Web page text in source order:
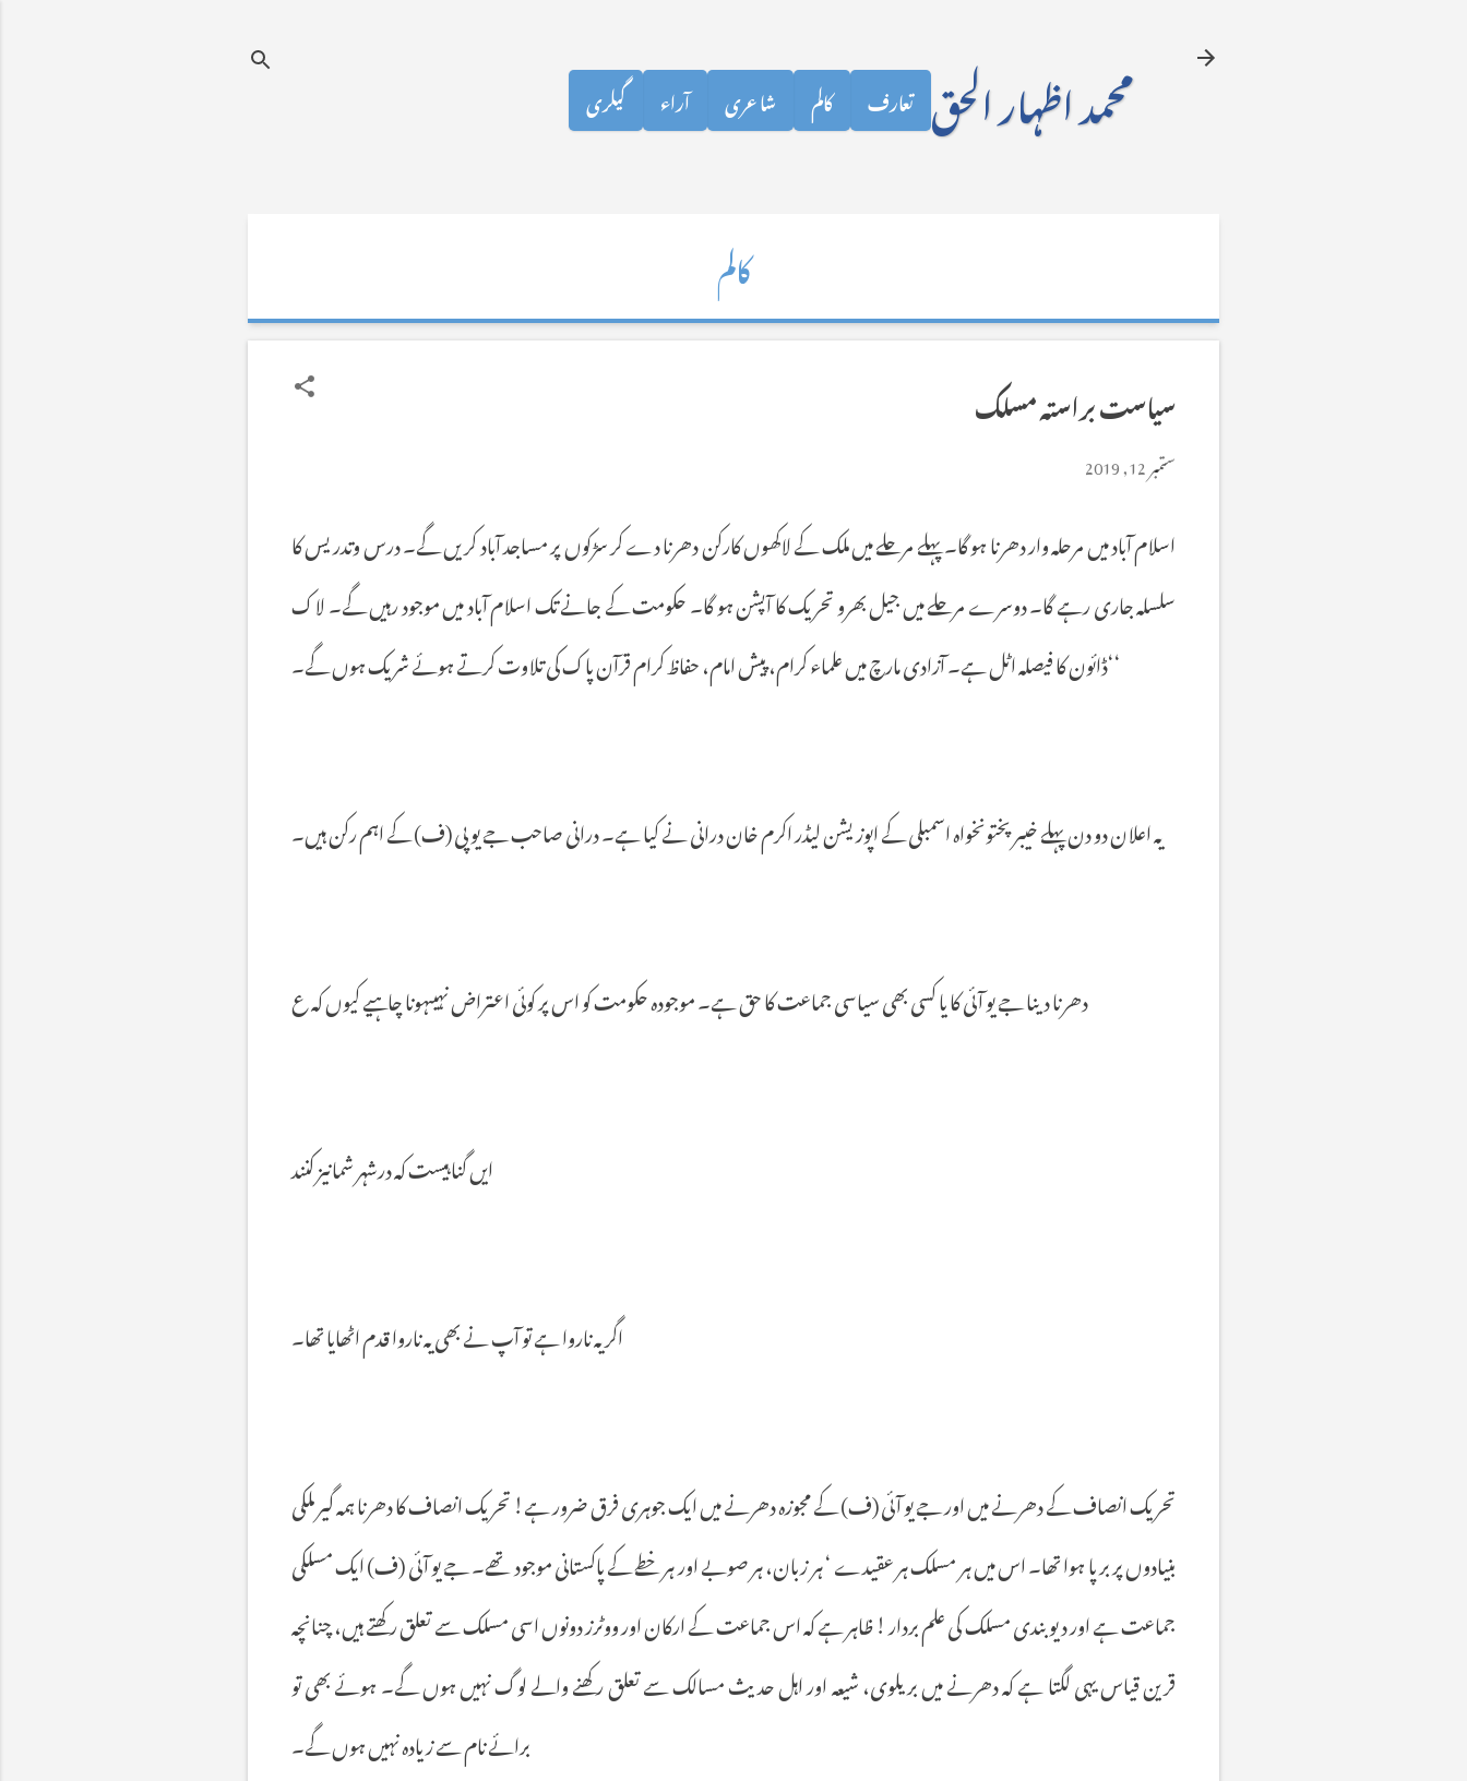
محمد اظہار الحق تعارف کالم شاعری آراء گیلری
کالم
سیاست براستہ مسلک
ستمبر 12, 2019
اسلامآبادمیںمرحلہواردھرناہوگا۔پہلےمرحلےمیںملککےلاکھوںکارکندھرنادےکرسڑکوںپرمساجدآبادکریںگے۔درسوتدریسکا
سلسلہجاریرہےگا۔دوسرےمرحلےمیںجیلبھروتحریککاآپشنہوگا۔حکومتکےجانےتکاسلامآبادمیںموجودرہیںگے۔لاک
ڈائونکافیصلہاٹلہے۔آزادیمارچمیںعلماءکرام،پیشامام،حفاظکرامقرآنپاککیتلاوتکرتےہوئےشریکہوںگے۔ ‘‘
یہاعلاندودنپہلےخیبرپختونخواہاسمبلیکےاپوزیشنلیڈراکرمخاندرانینےکیاہے۔درانیصاحبجےیوپی(ف)کےاہمرکنہیں۔
دھرنادیناجےیوآئیکایاکسیبھیسیاسیجماعتکاحقہے۔موجودہحکومتکواسپرکوئیاعتراضنہیںہوناچاہیےکیوںکہع
ایںگناہیستکہدرشہرشمانیزکنند
اگریہنارواہےتوآپنےبھییہنارواقدماٹھایاتھا۔
تحریکانصافکےدھرنےمیںاورجےیوآئی(ف)کےمجوزہدھرنےمیںایکجوہریفرقضرورہے!تحریکانصافکادھرناہمہگیرملکی
بنیادوںپربرپاہواتھا۔اسمیںہرمسلکہرعقیدے‘ہرزبان،ہرصوبےاورہرخطےکےپاکستانیموجودتھے۔جےیوآئی(ف)ایکمسلکی
جماعتہےاوردیوبندیمسلککیعلمبردار!ظاہرہےکہاسجماعتکےارکاناورووٹرزدونوںاسیمسلکسےتعلقرکھتےہیں،چنانچہ
قرینقیاسیہیلگتاہےکہدھرنےمیںبریلوی،شیعہاوراہلحدیثمسالکسےتعلقرکھنےوالےلوگنہیںہوںگے۔ہوئےبھیتو
برائےنامسےزیادہنہیںہوںگے۔